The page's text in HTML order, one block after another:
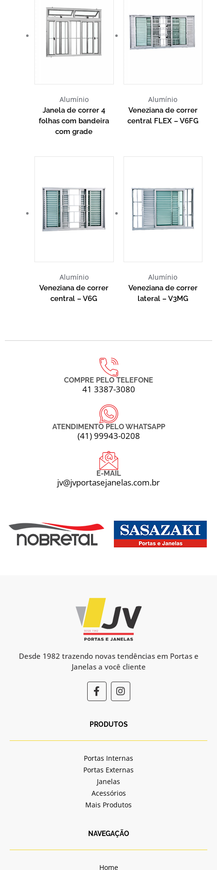
Alumínio
Janela de correr 4
folhas com bandeira
com grade
Alumínio
Veneziana de correr
central FLEX – V6FG
Alumínio
Veneziana de correr
central – V6G
Alumínio
Veneziana de correr
lateral – V3MG
COMPRE PELO TELEFONE
41 3387-3080
ATENDIMENTO PELO WHATSAPP
(41) 99943-0208
E-MAIL
jv@jvportasejanelas.com.br
Desde 1982 trazendo novas tendências em Portas e
Janelas a você cliente
F
a
c
b
o
k
-
f
I
n
s
a
r
a
m
PRODUTOS
Portas Internas
Portas Externas
Janelas
Acessórios
Mais Produtos
NAVEGAÇÃO
Home